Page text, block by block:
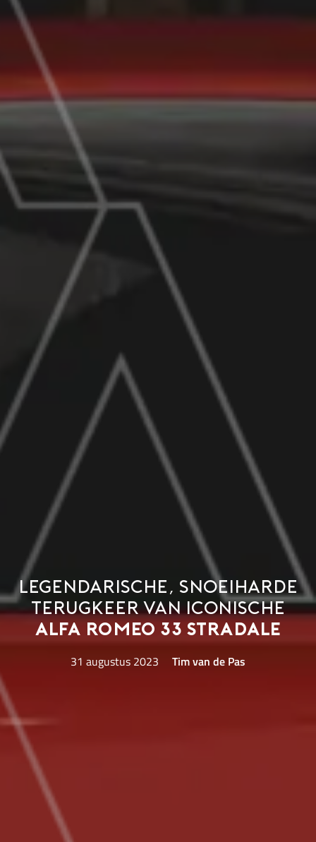
Legendarische, snoeiharde
terugkeer van iconische
Alfa Romeo 33 Stradale
31 augustus 2023 Tim van de Pas